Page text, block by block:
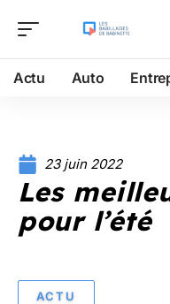
Actu Auto
23 juin 2022
Les
pour l’été
ACTU